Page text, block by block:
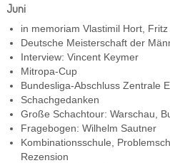
Juni
in memoriam Vlastimil Hort,
Deutsche Meisterschaft der
Interview: Vincent Keymer
Mitropa-Cup
Bundesliga-Abschluss Zentrale
Schachgedanken
Große Schachtour: Warschau,
Fragebogen: Wilhelm Sautner
Kombinationsschule,
Rezension